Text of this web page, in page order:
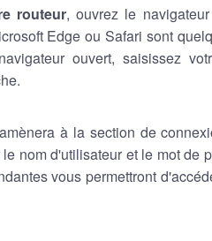
routeur, ouvrez le
Edge ou Safari sont
ouvert, saisissez
à la section de
nom d'utilisateur et le mot de
vous permettront